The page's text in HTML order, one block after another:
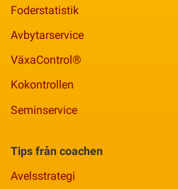
Foderstatistik
Avbytarservice
VäxaControl®
Kokontrollen
Seminservice
Tips från coachen
Avelsstrategi